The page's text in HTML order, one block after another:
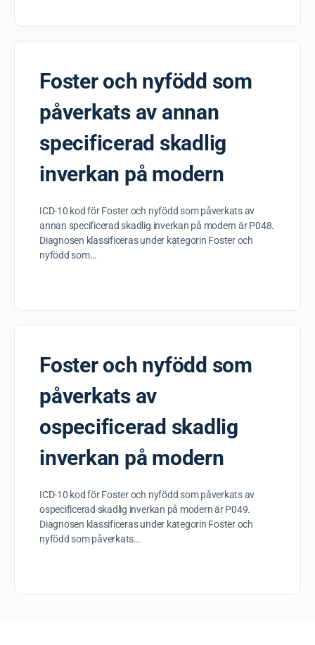
Foster och nyfödd som
påverkats av annan
specificerad skadlig
inverkan på modern
ICD-10 kod för Foster och nyfödd som påverkats av
annan specificerad skadlig inverkan på modern är P048.
Diagnosen klassificeras under kategorin Foster och
nyfödd som…
Foster och nyfödd som
påverkats av
ospecificerad skadlig
inverkan på modern
ICD-10 kod för Foster och nyfödd som påverkats av
ospecificerad skadlig inverkan på modern är P049.
Diagnosen klassificeras under kategorin Foster och
nyfödd som påverkats…